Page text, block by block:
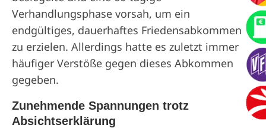
Verhandlungsphase vorsah, um ein
endgültiges, dauerhaftes Friedensabkommen
zu erzielen. Allerdings hatte es zuletzt immer
häufiger Verstöße gegen dieses Abkommen
gegeben.
Zunehmende Spannungen trotz
Absichtserklärung